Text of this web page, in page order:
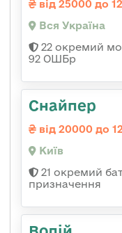
від 25000 до
Вся Україна
22 окремий
92 ОШБр
Снайпер
від 20000 до
Київ
21 окремий
призначення